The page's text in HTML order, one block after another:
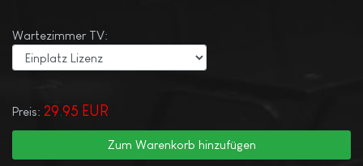
Wartezimmer TV:
Preis: 29.95 EUR